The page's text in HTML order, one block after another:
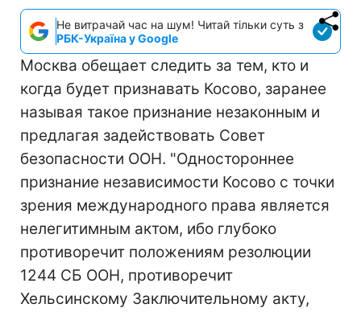
Не витрачай час на шум! Читай тільки суть з
РБК-Україна у Google
Москва обещает следить за тем, кто и
когда будет признавать Косово, заранее
называя такое признание незаконным и
предлагая задействовать Совет
безопасности ООН. "Одностороннее
признание независимости Косово с точки
зрения международного права является
нелегитимным актом, ибо глубоко
противоречит положениям резолюции
1244 СБ ООН, противоречит
Хельсинскому Заключительному акту,